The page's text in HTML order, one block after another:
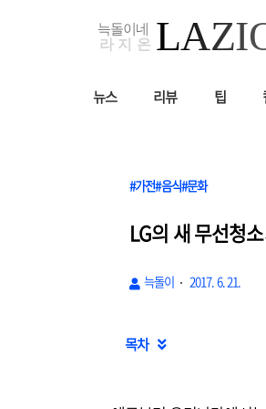
뉴스 리뷰 팁
#가전#음식#문화
LG의 새 무선청
늑돌이 2017. 6. 21.
목차 